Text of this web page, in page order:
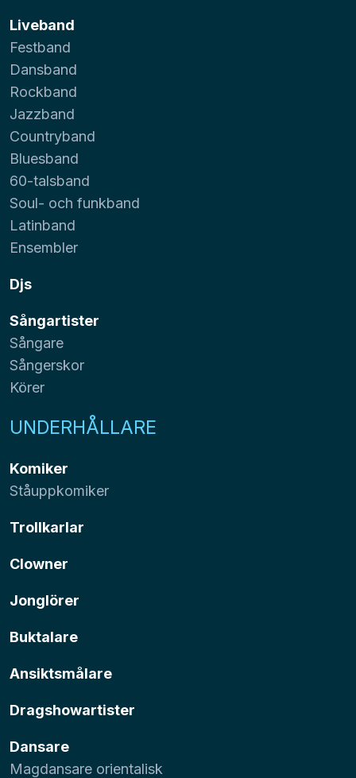
Liveband
Festband
Dansband
Rockband
Jazzband
Countryband
Bluesband
60-talsband
Soul- och funkband
Latinband
Ensembler
Djs
Sångartister
Sångare
Sångerskor
Körer
UNDERHÅLLARE
Komiker
Ståuppkomiker
Trollkarlar
Clowner
Jonglörer
Buktalare
Ansiktsmålare
Dragshowartister
Dansare
Magdansare orientalisk